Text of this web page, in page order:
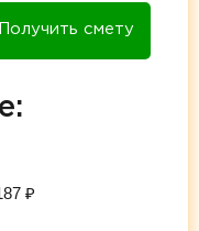
Получить смету
₽